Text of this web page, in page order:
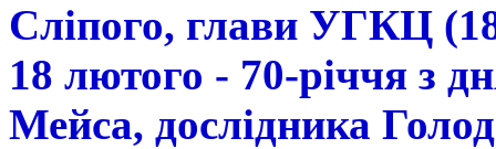
Сліпого, глави УГКЦ
18 лютого - 70-річчя з
Мейса, дослідника